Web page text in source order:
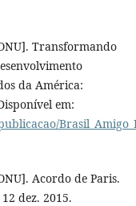
Transformando
da América:
em:
Acordo de Paris.
dez. 2015.